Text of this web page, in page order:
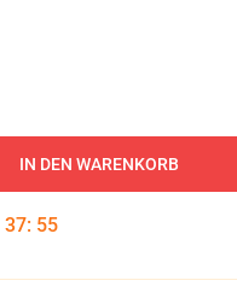
IN DEN WARENKORB
37: 54